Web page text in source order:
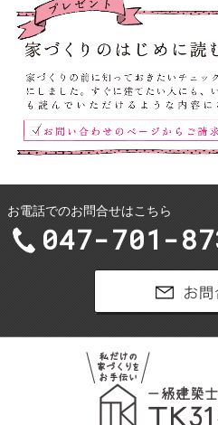
お電話でのお問合せはこちら
047-701-